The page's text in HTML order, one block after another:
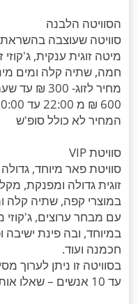
הסוויטה הלבנה
מיטה זוגית ענקית,
חמה, שתיה קלה ומים
מחיר לזוג- 300 ₪ עד שעתיים
600 ₪ מ 22:00 עד 10:00
המחיר לא כולל סופ'ש
סוויטת VIP
סוויטת פאר מיוחד,
זוגית גדולה ומפנקת,
עם מבחר ערוצים,
במיוחד, ובה פינת ישיבה
חכמנה ועוד.
בסוויטה זו ניתן לערוך
עד 10 אנשים – שאלו אותנו!